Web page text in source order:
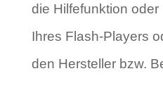
die Hilfefunktion
Ihres Flash-Players
den Hersteller bzw.